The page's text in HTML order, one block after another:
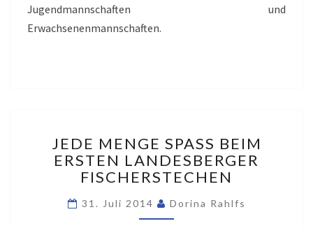
Jugendmannschaften und
Erwachsenenmannschaften.
MENGE
SPASS B
EIM E
ANDESBERGER F
ISCHERSTECHEN
JEDE MENGE SPASS BEIM E
RSTEN LANDESBERGER F
ISCHERSTECHEN
31. Juli 2014 Dorina Rahlfs